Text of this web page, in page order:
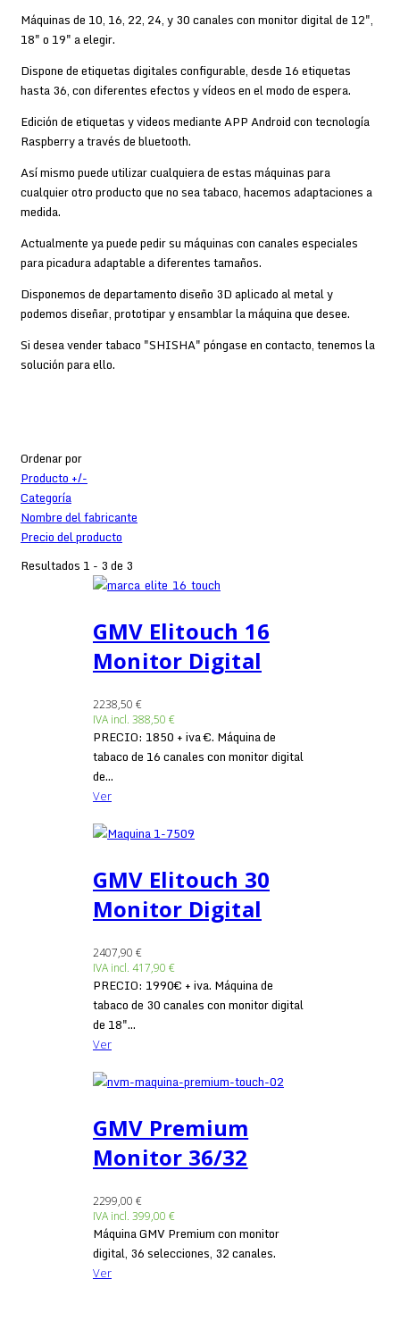
Máquinas de 10, 16, 22, 24, y 30 canales con monitor digital de 12",
18" o 19" a elegir.
Dispone de etiquetas digitales configurable, desde 16 etiquetas
hasta 36, con diferentes efectos y vídeos en el modo de espera.
Edición de etiquetas y videos mediante APP Android con tecnología
Raspberry a través de bluetooth.
Así mismo puede utilizar cualquiera de estas máquinas para
cualquier otro producto que no sea tabaco, hacemos adaptaciones a
medida.
Actualmente ya puede pedir su máquinas con canales especiales
para picadura adaptable a diferentes tamaños.
Disponemos de departamento diseño 3D aplicado al metal y
podemos diseñar, prototipar y ensamblar la máquina que desee.
Si desea vender tabaco "SHISHA" póngase en contacto, tenemos la
solución para ello.
Ordenar por
Producto +/-
Categoría
Nombre del fabricante
Precio del producto
Resultados 1 - 3 de 3
GMV Elitouch 16
Monitor Digital
2238,50 €
IVA incl. 388,50 €
PRECIO: 1850 + iva €. Máquina de
tabaco de 16 canales con monitor digital
de...
Ver
GMV Elitouch 30
Monitor Digital
2407,90 €
IVA incl. 417,90 €
PRECIO: 1990€ + iva. Máquina de
tabaco de 30 canales con monitor digital
de 18"...
Ver
GMV Premium
Monitor 36/32
2299,00 €
IVA incl. 399,00 €
Máquina GMV Premium con monitor
digital, 36 selecciones, 32 canales.
Ver